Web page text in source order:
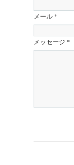
メール *
メッセージ *